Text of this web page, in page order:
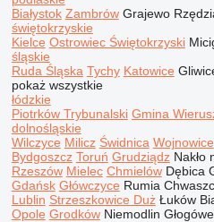
Białystok Zambrów Grajewo
świętokrzyskie
Kielce Ostrowiec Świętokrzyski
śląskie
Ruda Śląska Tychy Katowice
pokaż wszystkie
łódzkie
Piotrków Trybunalski Gmina
dolnośląskie
Wilczyce Milicz Świdnica Wojnowice
Bydgoszcz Toruń Grudziądz Nakło
Rzeszów Mielec Chmielów Dębica
Gdańsk Główczyce Rumia
Lublin Strzeszkowice Duż Łuków
Opole Grodków Niemodlin